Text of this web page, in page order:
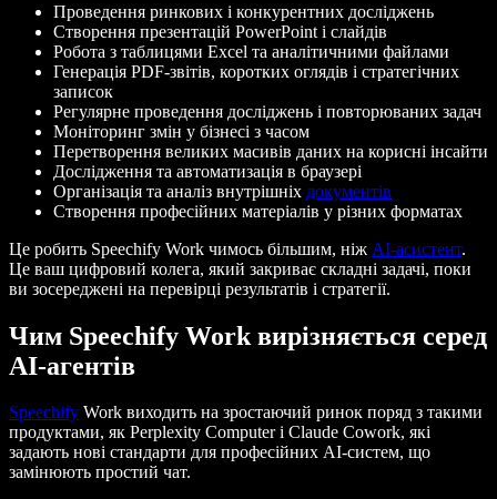
Проведення ринкових і конкурентних досліджень
Створення презентацій PowerPoint і слайдів
Робота з таблицями Excel та аналітичними файлами
Генерація PDF-звітів, коротких оглядів і стратегічних
записок
Регулярне проведення досліджень і повторюваних задач
Моніторинг змін у бізнесі з часом
Перетворення великих масивів даних на корисні інсайти
Дослідження та автоматизація в браузері
Організація та аналіз внутрішніх документів
Створення професійних матеріалів у різних форматах
Це робить Speechify Work чимось більшим, ніж AI-асистент.
Це ваш цифровий колега, який закриває складні задачі, поки
ви зосереджені на перевірці результатів і стратегії.
Чим Speechify Work вирізняється серед
AI-агентів
Speechify Work виходить на зростаючий ринок поряд з такими
продуктами, як Perplexity Computer і Claude Cowork, які
задають нові стандарти для професійних AI-систем, що
замінюють простий чат.